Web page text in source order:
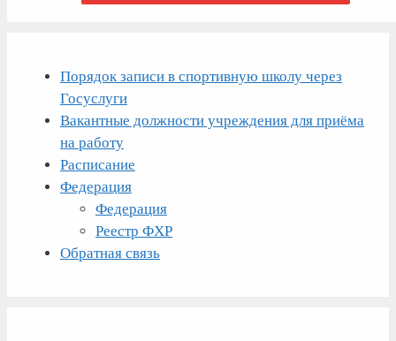
Порядок записи в спортивную школу через
Госуслуги
Вакантные должности учреждения для приёма
на работу
Расписание
Федерация
Федерация
Реестр ФХР
Обратная связь